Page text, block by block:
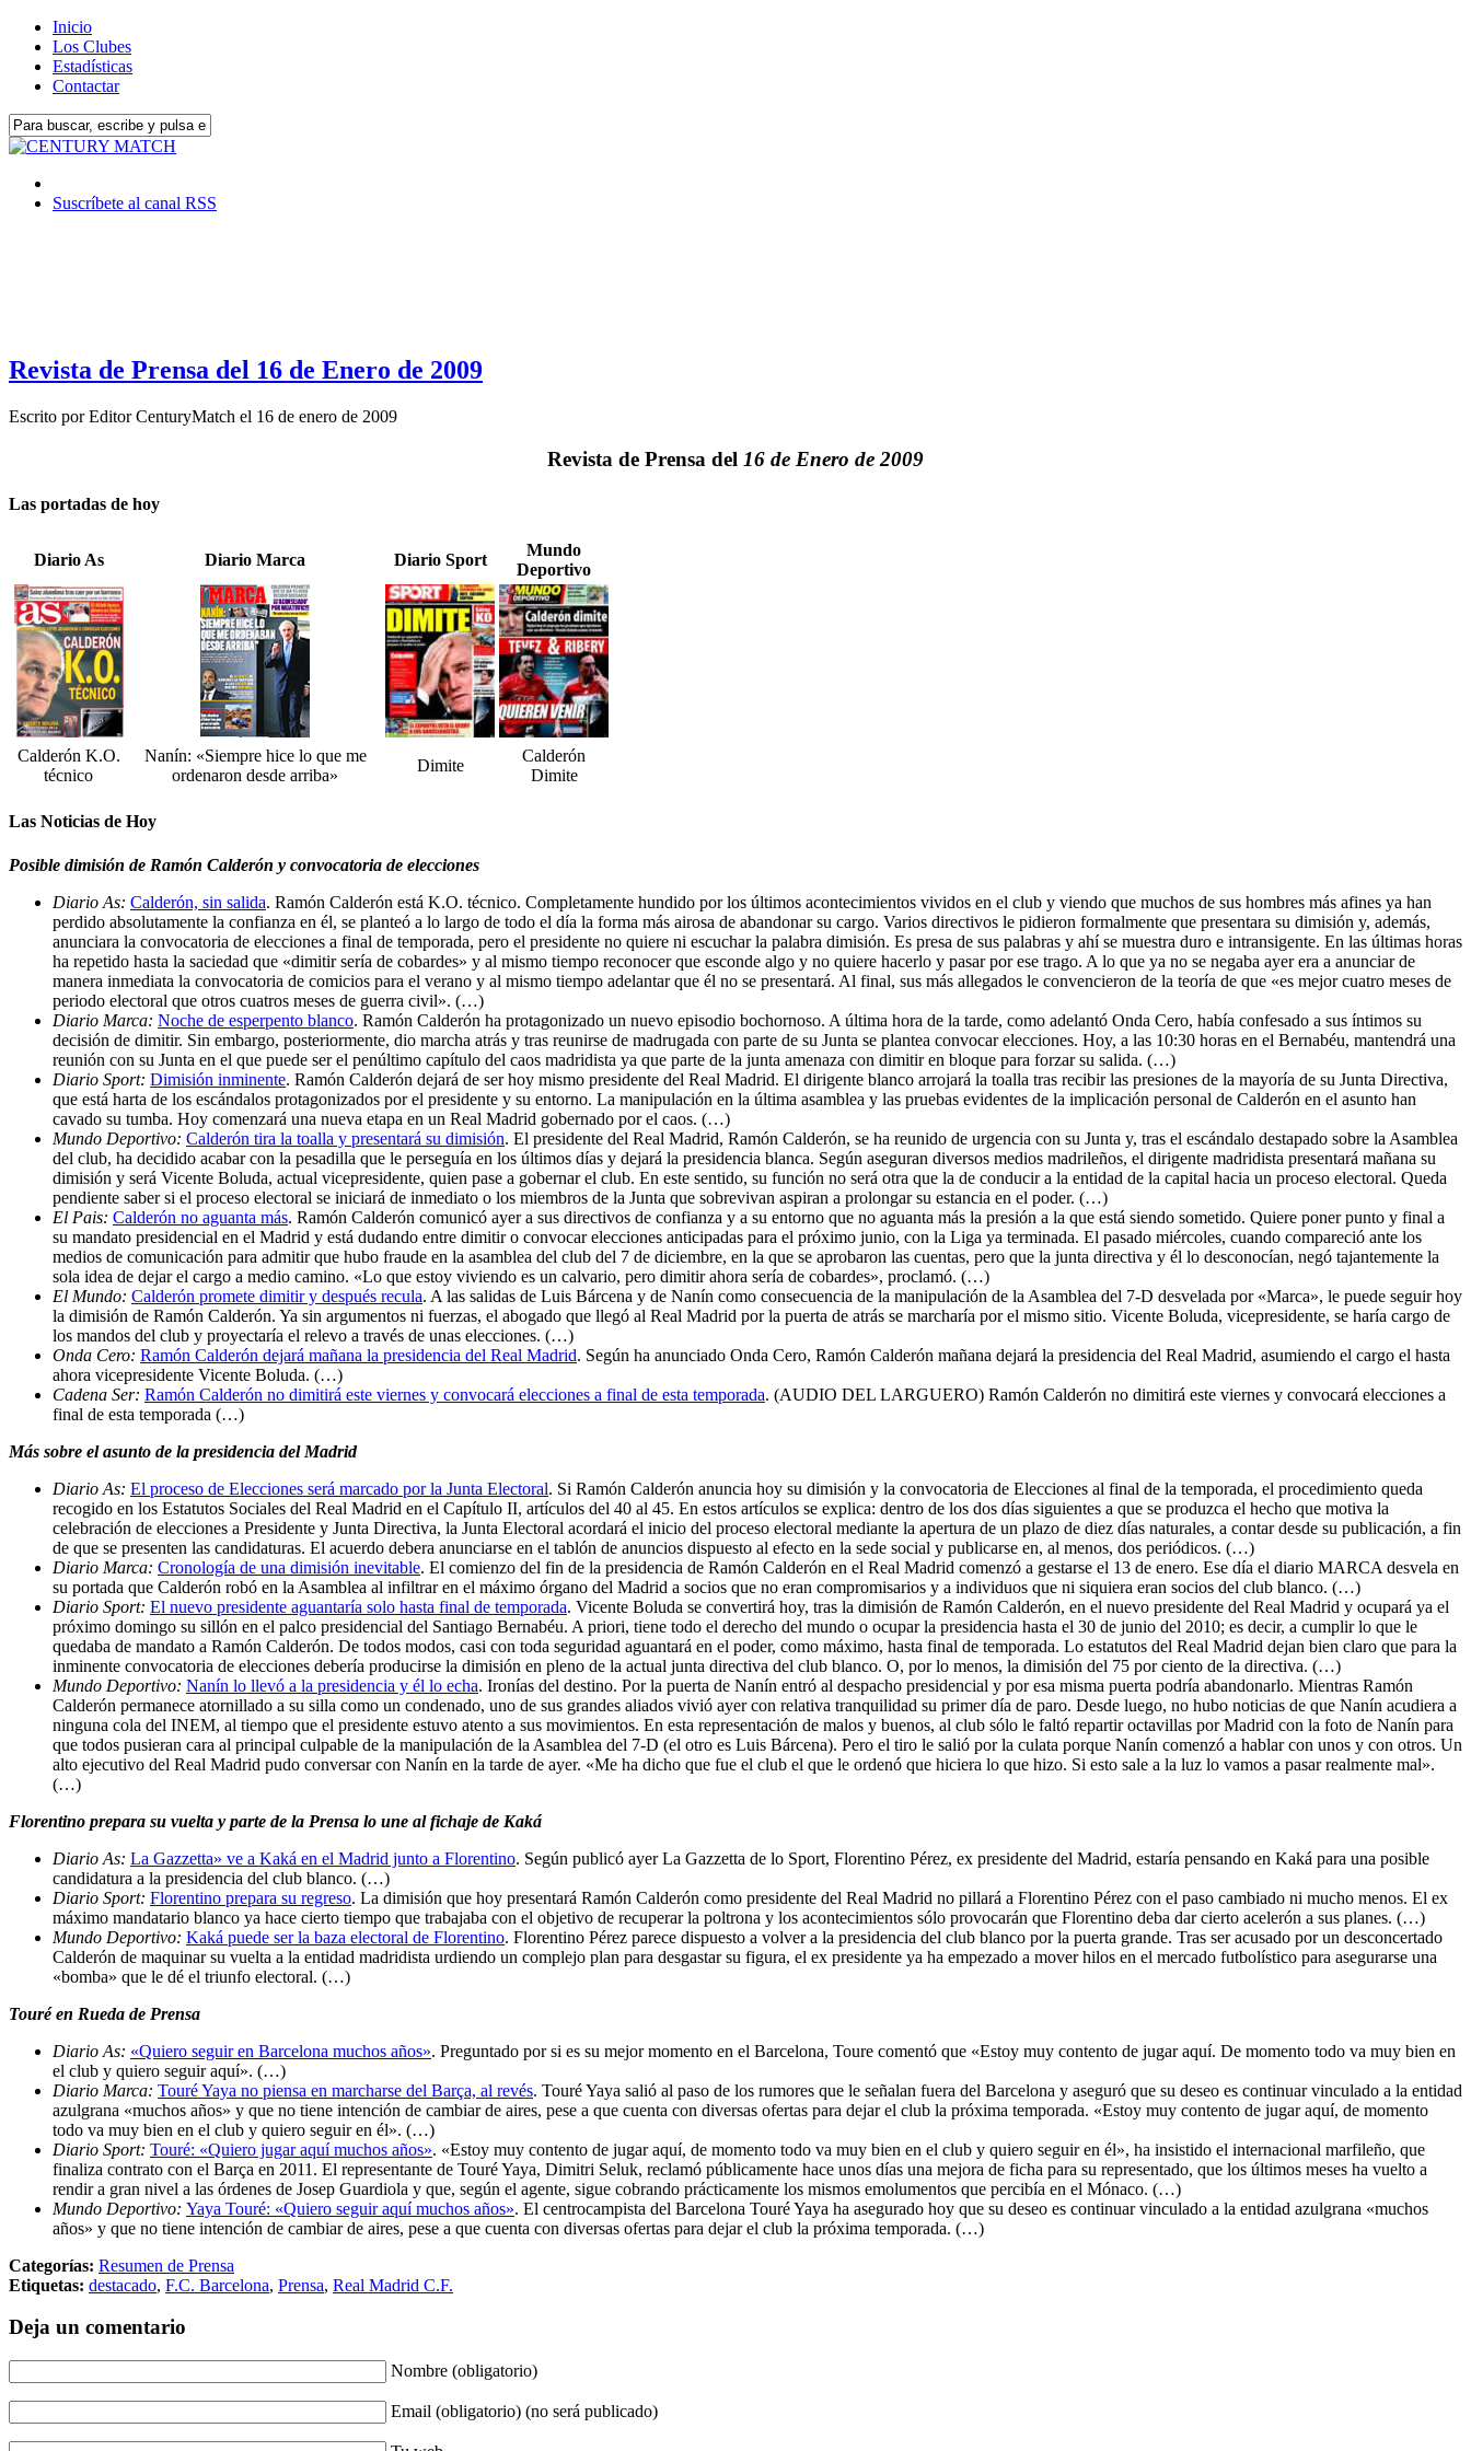
Inicio
Los Clubes
Estadísticas
Contactar
Suscríbete al canal RSS
Revista de Prensa del 16 de Enero de 2009
Escrito porEditor CenturyMatch el 16 de enero de 2009
Revista de Prensa del 16 de Enero de 2009
Las portadas de hoy
Diario As Diario Marca Diario Sport
Mundo
Deportivo
Calderón K.O.
técnico
Nanín: «Siempre hice lo que me
ordenaron desde arriba»
Dimite
Calderón
Dimite
Las Noticias de Hoy
Posible dimisión de Ramón Calderón y convocatoria de elecciones
Diario As: Calderón, sin salida. Ramón Calderón está K.O. técnico. Completamente hundido por los últimos acontecimientos vividos en el club y viendo que muchos de sus hombres más afines ya han
perdido absolutamente la confianza en él, se planteó a lo largo de todo el día la forma más airosa de abandonar su cargo. Varios directivos le pidieron formalmente que presentara su dimisión y, además,
anunciara la convocatoria de elecciones a final de temporada, pero el presidente no quiere ni escuchar la palabra dimisión. Es presa de sus palabras y ahí se muestra duro e intransigente. En las últimas horas
ha repetido hasta la saciedad que «dimitir sería de cobardes» y al mismo tiempo reconocer que esconde algo y no quiere hacerlo y pasar por ese trago. A lo que ya no se negaba ayer era a anunciar de
manera inmediata la convocatoria de comicios para el verano y al mismo tiempo adelantar que él no se presentará. Al final, sus más allegados le convencieron de la teoría de que «es mejor cuatro meses de
periodo electoral que otros cuatros meses de guerra civil». (…)
Diario Marca: Noche de esperpento blanco. Ramón Calderón ha protagonizado un nuevo episodio bochornoso. A última hora de la tarde, como adelantó Onda Cero, había confesado a sus íntimos su
decisión de dimitir. Sin embargo, posteriormente, dio marcha atrás y tras reunirse de madrugada con parte de su Junta se plantea convocar elecciones. Hoy, a las 10:30 horas en el Bernabéu, mantendrá una
reunión con su Junta en el que puede ser el penúltimo capítulo del caos madridista ya que parte de la junta amenaza con dimitir en bloque para forzar su salida. (…)
Diario Sport: Dimisión inminente. Ramón Calderón dejará de ser hoy mismo presidente del Real Madrid. El dirigente blanco arrojará la toalla tras recibir las presiones de la mayoría de su Junta Directiva,
que está harta de los escándalos protagonizados por el presidente y su entorno. La manipulación en la última asamblea y las pruebas evidentes de la implicación personal de Calderón en el asunto han
cavado su tumba. Hoy comenzará una nueva etapa en un Real Madrid gobernado por el caos. (…)
Mundo Deportivo: Calderón tira la toalla y presentará su dimisión. El presidente del Real Madrid, Ramón Calderón, se ha reunido de urgencia con su Junta y, tras el escándalo destapado sobre la Asamblea
del club, ha decidido acabar con la pesadilla que le perseguía en los últimos días y dejará la presidencia blanca. Según aseguran diversos medios madrileños, el dirigente madridista presentará mañana su
dimisión y será Vicente Boluda, actual vicepresidente, quien pase a gobernar el club. En este sentido, su función no será otra que la de conducir a la entidad de la capital hacia un proceso electoral. Queda
pendiente saber si el proceso electoral se iniciará de inmediato o los miembros de la Junta que sobrevivan aspiran a prolongar su estancia en el poder. (…)
El Pais: Calderón no aguanta más. Ramón Calderón comunicó ayer a sus directivos de confianza y a su entorno que no aguanta más la presión a la que está siendo sometido. Quiere poner punto y final a
su mandato presidencial en el Madrid y está dudando entre dimitir o convocar elecciones anticipadas para el próximo junio, con la Liga ya terminada. El pasado miércoles, cuando compareció ante los
medios de comunicación para admitir que hubo fraude en la asamblea del club del 7 de diciembre, en la que se aprobaron las cuentas, pero que la junta directiva y él lo desconocían, negó tajantemente la
sola idea de dejar el cargo a medio camino. «Lo que estoy viviendo es un calvario, pero dimitir ahora sería de cobardes», proclamó. (…)
El Mundo: Calderón promete dimitir y después recula. A las salidas de Luis Bárcena y de Nanín como consecuencia de la manipulación de la Asamblea del 7-D desvelada por «Marca», le puede seguir hoy
la dimisión de Ramón Calderón. Ya sin argumentos ni fuerzas, el abogado que llegó al Real Madrid por la puerta de atrás se marcharía por el mismo sitio. Vicente Boluda, vicepresidente, se haría cargo de
los mandos del club y proyectaría el relevo a través de unas elecciones. (…)
Onda Cero: Ramón Calderón dejará mañana la presidencia del Real Madrid. Según ha anunciado Onda Cero, Ramón Calderón mañana dejará la presidencia del Real Madrid, asumiendo el cargo el hasta
ahora vicepresidente Vicente Boluda. (…)
Cadena Ser: Ramón Calderón no dimitirá este viernes y convocará elecciones a final de esta temporada. (AUDIO DEL LARGUERO) Ramón Calderón no dimitirá este viernes y convocará elecciones a
final de esta temporada (…)
Más sobre el asunto de la presidencia del Madrid
Diario As: El proceso de Elecciones será marcado por la Junta Electoral. Si Ramón Calderón anuncia hoy su dimisión y la convocatoria de Elecciones al final de la temporada, el procedimiento queda
recogido en los Estatutos Sociales del Real Madrid en el Capítulo II, artículos del 40 al 45. En estos artículos se explica: dentro de los dos días siguientes a que se produzca el hecho que motiva la
celebración de elecciones a Presidente y Junta Directiva, la Junta Electoral acordará el inicio del proceso electoral mediante la apertura de un plazo de diez días naturales, a contar desde su publicación, a fin
de que se presenten las candidaturas. El acuerdo debera anunciarse en el tablón de anuncios dispuesto al efecto en la sede social y publicarse en, al menos, dos periódicos. (…)
Diario Marca: Cronología de una dimisión inevitable. El comienzo del fin de la presidencia de Ramón Calderón en el Real Madrid comenzó a gestarse el 13 de enero. Ese día el diario MARCA desvela en
su portada que Calderón robó en la Asamblea al infiltrar en el máximo órgano del Madrid a socios que no eran compromisarios y a individuos que ni siquiera eran socios del club blanco. (…)
Diario Sport: El nuevo presidente aguantaría solo hasta final de temporada. Vicente Boluda se convertirá hoy, tras la dimisión de Ramón Calderón, en el nuevo presidente del Real Madrid y ocupará ya el
próximo domingo su sillón en el palco presidencial del Santiago Bernabéu. A priori, tiene todo el derecho del mundo o ocupar la presidencia hasta el 30 de junio del 2010; es decir, a cumplir lo que le
quedaba de mandato a Ramón Calderón. De todos modos, casi con toda seguridad aguantará en el poder, como máximo, hasta final de temporada. Lo estatutos del Real Madrid dejan bien claro que para la
inminente convocatoria de elecciones debería producirse la dimisión en pleno de la actual junta directiva del club blanco. O, por lo menos, la dimisión del 75 por ciento de la directiva. (…)
Mundo Deportivo: Nanín lo llevó a la presidencia y él lo echa. Ironías del destino. Por la puerta de Nanín entró al despacho presidencial y por esa misma puerta podría abandonarlo. Mientras Ramón
Calderón permanece atornillado a su silla como un condenado, uno de sus grandes aliados vivió ayer con relativa tranquilidad su primer día de paro. Desde luego, no hubo noticias de que Nanín acudiera a
ninguna cola del INEM, al tiempo que el presidente estuvo atento a sus movimientos. En esta representación de malos y buenos, al club sólo le faltó repartir octavillas por Madrid con la foto de Nanín para
que todos pusieran cara al principal culpable de la manipulación de la Asamblea del 7-D (el otro es Luis Bárcena). Pero el tiro le salió por la culata porque Nanín comenzó a hablar con unos y con otros. Un
alto ejecutivo del Real Madrid pudo conversar con Nanín en la tarde de ayer. «Me ha dicho que fue el club el que le ordenó que hiciera lo que hizo. Si esto sale a la luz lo vamos a pasar realmente mal».
(…)
Florentino prepara su vuelta y parte de la Prensa lo une al fichaje de Kaká
Diario As: La Gazzetta» ve a Kaká en el Madrid junto a Florentino. Según publicó ayer La Gazzetta de lo Sport, Florentino Pérez, ex presidente del Madrid, estaría pensando en Kaká para una posible
candidatura a la presidencia del club blanco. (…)
Diario Sport: Florentino prepara su regreso. La dimisión que hoy presentará Ramón Calderón como presidente del Real Madrid no pillará a Florentino Pérez con el paso cambiado ni mucho menos. El ex
máximo mandatario blanco ya hace cierto tiempo que trabajaba con el objetivo de recuperar la poltrona y los acontecimientos sólo provocarán que Florentino deba dar cierto acelerón a sus planes. (…)
Mundo Deportivo: Kaká puede ser la baza electoral de Florentino. Florentino Pérez parece dispuesto a volver a la presidencia del club blanco por la puerta grande. Tras ser acusado por un desconcertado
Calderón de maquinar su vuelta a la entidad madridista urdiendo un complejo plan para desgastar su figura, el ex presidente ya ha empezado a mover hilos en el mercado futbolístico para asegurarse una
«bomba» que le dé el triunfo electoral. (…)
Touré en Rueda de Prensa
Diario As: «Quiero seguir en Barcelona muchos años». Preguntado por si es su mejor momento en el Barcelona, Toure comentó que «Estoy muy contento de jugar aquí. De momento todo va muy bien en
el club y quiero seguir aquí». (…)
Diario Marca: Touré Yaya no piensa en marcharse del Barça, al revés. Touré Yaya salió al paso de los rumores que le señalan fuera del Barcelona y aseguró que su deseo es continuar vinculado a la entidad
azulgrana «muchos años» y que no tiene intención de cambiar de aires, pese a que cuenta con diversas ofertas para dejar el club la próxima temporada. «Estoy muy contento de jugar aquí, de momento
todo va muy bien en el club y quiero seguir en él». (…)
Diario Sport: Touré: «Quiero jugar aquí muchos años». «Estoy muy contento de jugar aquí, de momento todo va muy bien en el club y quiero seguir en él», ha insistido el internacional marfileño, que
finaliza contrato con el Barça en 2011. El representante de Touré Yaya, Dimitri Seluk, reclamó públicamente hace unos días una mejora de ficha para su representado, que los últimos meses ha vuelto a
rendir a gran nivel a las órdenes de Josep Guardiola y que, según el agente, sigue cobrando prácticamente los mismos emolumentos que percibía en el Mónaco. (…)
Mundo Deportivo: Yaya Touré: «Quiero seguir aquí muchos años». El centrocampista del Barcelona Touré Yaya ha asegurado hoy que su deseo es continuar vinculado a la entidad azulgrana «muchos
años» y que no tiene intención de cambiar de aires, pese a que cuenta con diversas ofertas para dejar el club la próxima temporada. (…)
Categorías: Resumen de Prensa
Etiquetas: destacado, F.C. Barcelona, Prensa, Real Madrid C.F.
Deja un comentario
Nombre (obligatorio)
Email (obligatorio) (no será publicado)